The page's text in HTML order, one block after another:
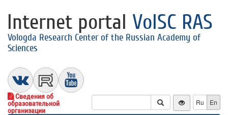
Internet portal VolSC RAS
Vologda Research Center of the Russian Academy of
Sciences
Сведения об
образовательной
организации
Ru En